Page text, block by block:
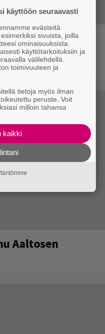
kiinni jäänyt
spraypullo
ei kiinnosta
Aaltosen
käyttöön seuraavasti
evästeitä
sivuista, joilla
ominaisuuksista.
käyttötarkoituksiin ja
välilehdellä.
toimivuuteen ja
tietoja myös ilman
peruste. Voit
milloin tahansa
kaikki